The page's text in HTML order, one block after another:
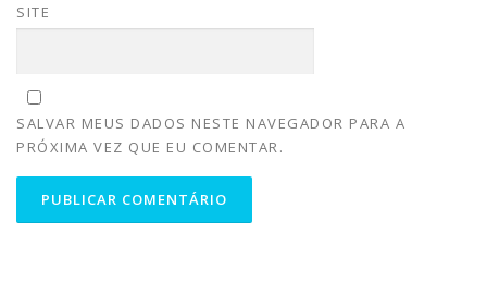
SITE
SALVAR MEUS DADOS NESTE NAVEGADOR PARA A
PRÓXIMA VEZ QUE EU COMENTAR.